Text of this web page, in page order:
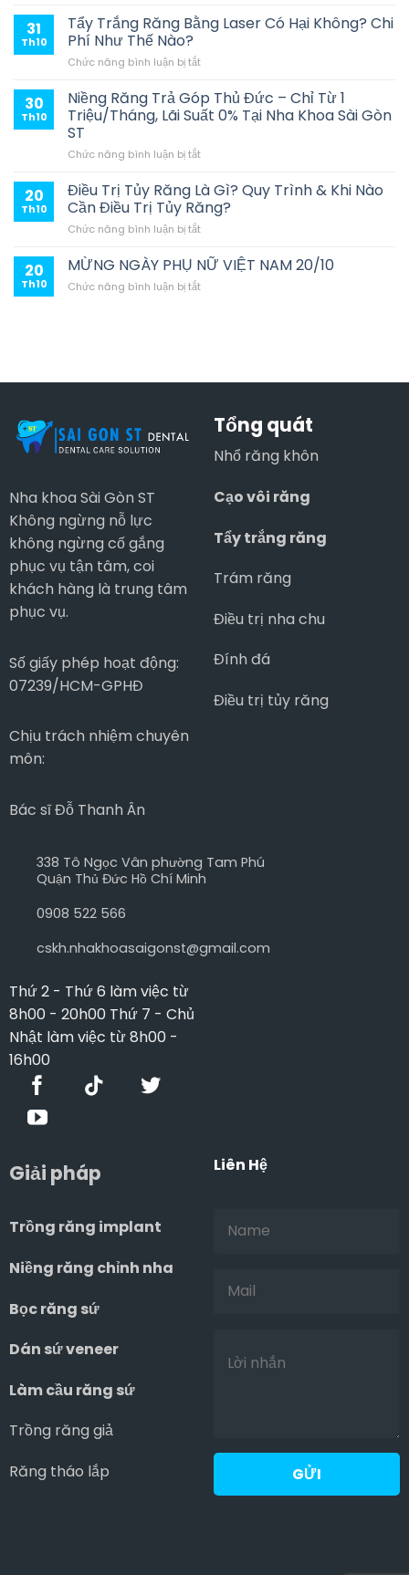
Nghệ
Dán
Veneer
Mỏng
–
Nhược
Cần
Phải
Biết
31
Th10
Tẩy Trắng Răng Bằng Laser Có Hại Không? Chi
Phí Như Thế Nào?
Chức năng bình luận bị tắtở
Trắng
Răng
Bằng
Có
Không?
Chi
Phí
Như
Nào?
30
Th10
Niềng Răng Trả Góp Thủ Đức – Chỉ Từ 1
Triệu/Tháng, Lãi Suất 0% Tại Nha Khoa Sài Gòn
ST
Chức năng bình luận bị tắtở
Răng
Trả
Góp
Thủ
–
Từ
Tại
Khoa
Gòn
20
Th10
Điều Trị Tủy Răng Là Gì? Quy Trình & Khi Nào
Cần Điều Trị Tủy Răng?
Chức năng bình luận bị tắtở
Trị
Tủy
Răng
Khi
Cần
Điều
Tủy
20
Th10
MỪNG NGÀY PHỤ NỮ VIỆT NAM 20/10
Chức năng bình luận bị tắtở
NAM
Nha khoa Sài Gòn ST
Không ngừng nỗ lực
không ngừng cố gắng
phục vụ tận tâm, coi
khách hàng là trung tâm
phục vụ.
Số giấy phép hoạt động:
07239/HCM-GPHĐ
Chịu trách nhiệm chuyên
môn:
Bác sĩ Đỗ Thanh Ân
338 Tô Ngọc Vân phường Tam Phú
Quận Thủ Đức Hồ Chí Minh
0908 522 566
cskh.nhakhoasaigonst@gmail.com
Thứ 2 - Thứ 6 làm việc từ
8h00 - 20h00 Thứ 7 - Chủ
Nhật làm việc từ 8h00 -
16h00
Tổng quát
Nhổ răng khôn
Cạo vôi răng
Tẩy trắng răng
Trám răng
Điều trị nha chu
Đính đá
Điều trị tủy răng
Giải pháp
Trồng răng implant
Niềng răng chỉnh nha
Bọc răng sứ
Dán sứ veneer
Làm cầu răng sứ
Trồng răng giả
Răng tháo lắp
Liên Hệ